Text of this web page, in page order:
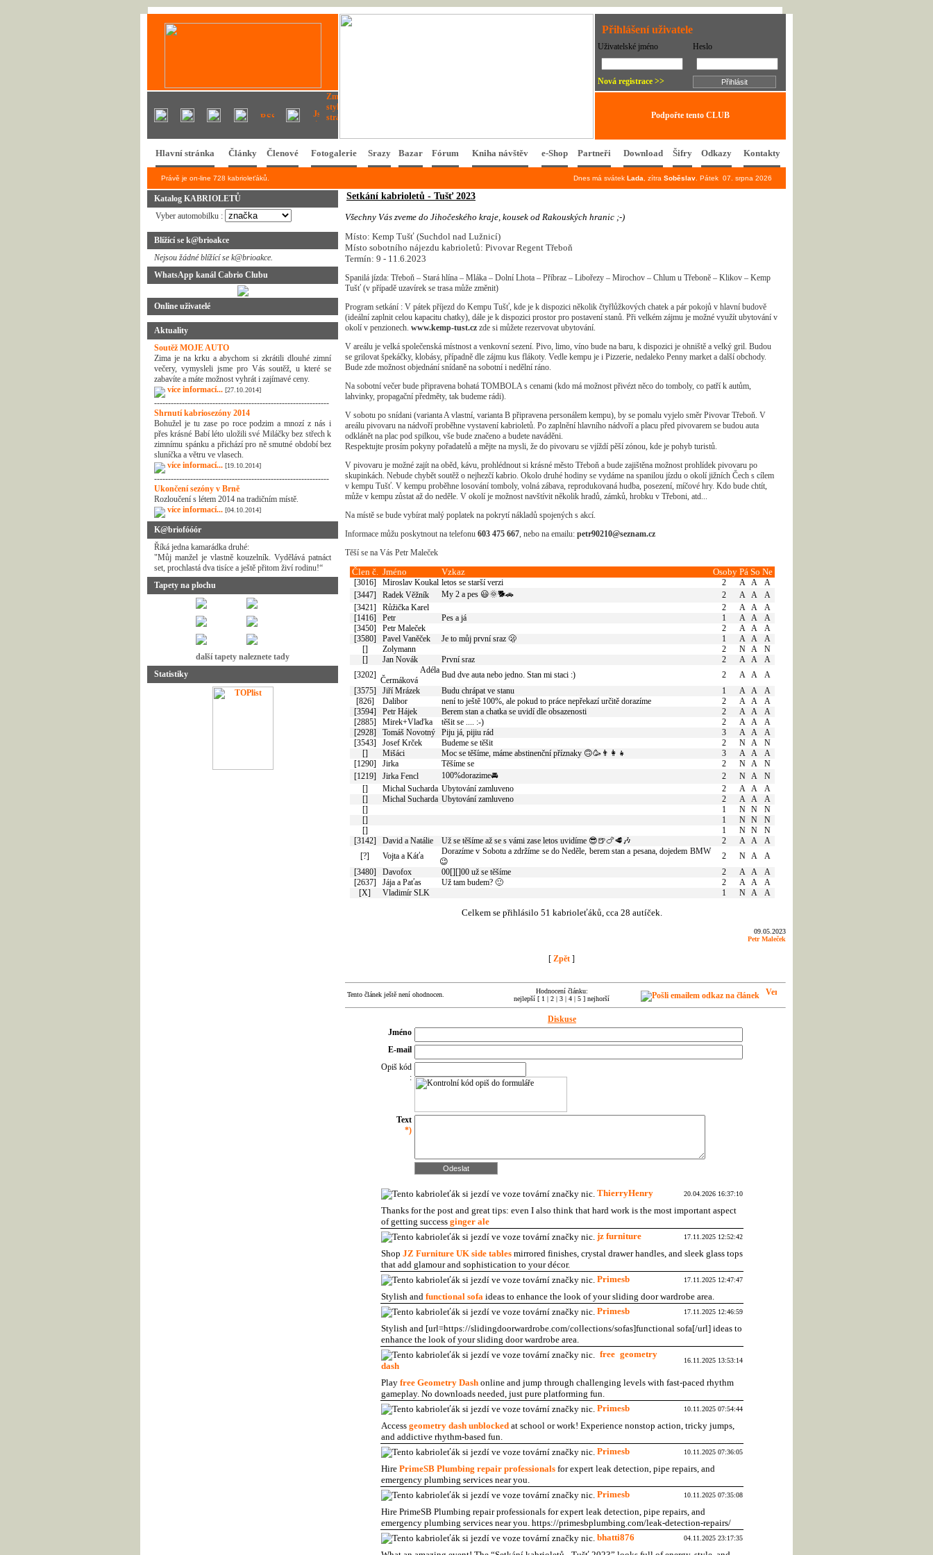
Přihlášení uživatele
Uživatelské jméno Heslo
Nová registrace >>
Podpořte tento CLUB
Hlavní stránka Články Členové Fotogalerie Srazy Bazar Fórum Kniha návštěv e-Shop Partneři Download Šifry Odkazy Kontakty
Právě je on-line 728 kabrioleťáků. Dnes má svátek Lada , zítra Soběslav . Pátek 07. srpna 2026
Katalog KABRIOLETŮ
Vyber automobilku :
Blížící se k@brioakce
Nejsou žádné blížící se k@brioakce.
WhatsApp kanál Cabrio Clubu
Online uživatelé
Aktuality
Soutěž MOJE AUTO
Zima je na krku a abychom si zkrátili dlouhé zimní
večery, vymysleli jsme pro Vás soutěž, u které se
zabavíte a máte možnost vyhrát i zajímavé ceny.
více informací... [27.10.2014]
---------------------------------------------------------------
Shrnutí kabriosezóny 2014
Bohužel je tu zase po roce podzim a mnozí z nás i
přes krásné Babí léto uložili své Miláčky bez střech k
zimnímu spánku a přichází pro ně smutné období bez
sluníčka a větru ve vlasech.
více informací... [19.10.2014]
---------------------------------------------------------------
Ukončení sezóny v Brně
Rozloučení s létem 2014 na tradičním místě.
více informací... [04.10.2014]
K@briofóóór
Říká jedna kamarádka druhé:
"Můj manžel je vlastně kouzelník. Vydělává patnáct
set, prochlastá dva tisíce a ještě přitom živí rodinu!“
Tapety na plochu
další tapety naleznete tady
Statistiky
Setkání kabrioletů - Tušť 2023
Všechny Vás zveme do Jihočeského kraje, kousek od Rakouských hranic ;-)
Místo: Kemp Tušť (Suchdol nad Lužnicí)
Místo sobotního nájezdu kabrioletů: Pivovar Regent Třeboň
Termín: 9 - 11.6.2023
Spanilá jízda: Třeboň – Stará hlína – Mláka – Dolní Lhota – Příbraz – Libořezy – Mirochov – Chlum u Třeboně – Klikov – Kemp
Tušť (v případě uzavírek se trasa může změnit)
Program setkání : V pátek příjezd do Kempu Tušť, kde je k dispozici několik čtyřlůžkových chatek a pár pokojů v hlavní budově
(ideální zaplnit celou kapacitu chatky), dále je k dispozici prostor pro postavení stanů. Při velkém zájmu je možné využít ubytování v
okolí v penzionech. www.kemp-tust.cz zde si můžete rezervovat ubytování.
V areálu je velká společenská místnost a venkovní sezení. Pivo, limo, víno bude na baru, k dispozici je ohniště a velký gril. Budou
se grilovat špekáčky, klobásy, případně dle zájmu kus flákoty. Vedle kempu je i Pizzerie, nedaleko Penny market a další obchody.
Bude zde možnost objednání snídaně na sobotní i nedělní ráno.
Na sobotní večer bude připravena bohatá TOMBOLA s cenami (kdo má možnost přivézt něco do tomboly, co patří k autům,
lahvinky, propagační předměty, tak budeme rádi).
V sobotu po snídani (varianta A vlastní, varianta B připravena personálem kempu), by se pomalu vyjelo směr Pivovar Třeboň. V
areálu pivovaru na nádvoří proběhne vystavení kabrioletů. Po zaplnění hlavního nádvoří a placu před pivovarem se budou auta
odklánět na plac pod spilkou, vše bude značeno a budete naváděni.
Respektujte prosím pokyny pořadatelů a mějte na mysli, že do pivovaru se vjíždí pěší zónou, kde je pohyb turistů.
V pivovaru je možné zajít na oběd, kávu, prohlédnout si krásné město Třeboň a bude zajištěna možnost prohlídek pivovaru po
skupinkách. Nebude chybět soutěž o nejhezčí kabrio. Okolo druhé hodiny se vydáme na spanilou jízdu o okolí jižních Čech s cílem
v kempu Tušť. V kempu proběhne losování tomboly, volná zábava, reprodukovaná hudba, posezení, míčové hry. Kdo bude chtít,
může v kempu zůstat až do neděle. V okolí je možnost navštívit několik hradů, zámků, hrobku v Třeboni, atd...
Na místě se bude vybírat malý poplatek na pokrytí nákladů spojených s akcí.
Informace můžu poskytnout na telefonu 603 475 667, nebo na emailu: petr90210@seznam.cz
Těší se na Vás Petr Maleček
Člen č. Jméno Vzkaz OsobyPáSo Ne
[3016] Miroslav Koukal letos se starší verzi 2 A A
A
[3447]
Radek Věžník My 2 a pes 😃🌞🐕🚗 2 A A
A
[3421]
Růžička Karel 2 A A
A
[1416]
Petr Pes a já 1 A A
A
[3450]
Petr Maleček 2 A A
A
[3580]
Pavel Vaněček Je to můj první sraz 🫢 1 A A
A
[]
Zolymann 2 N A
N
[]
Jan Novák První sraz 2 A A
A
[3202]
Adéla
Čermáková
Bud dve auta nebo jedno. Stan mi staci :) 2 A A
A
[3575]
Jiří Mrázek Budu chrápat ve stanu 1 A A
A
[826]
Dalibor není to ještě 100%, ale pokud to práce nepřekazí určitě dorazíme 2 A A
A
[3594]
Petr Hájek Berem stan a chatka se uvidí dle obsazenosti 2 A A
A
[2885]
Mirek+Vlaďka těšit se .... :-) 2 A A
A
[2928]
Tomáš Novotný Piju já, pijiu rád 3 A A
A
[3543]
Josef Krček Budeme se těšit 2 N A
N
[]
Mišáci Moc se těšíme, máme abstinenční příznaky 🙃🥳👨‍👩‍👧 3 A A
A
[1290]
Jirka Těšíme se 2 N A
N
[1219]
Jirka Fencl 100%dorazime🚘 2 N A
N
[]
Michal Sucharda Ubytování zamluveno 2 A A
A
[]
Michal Sucharda Ubytování zamluveno 2 A A
A
[]
1 N N
N
[]
1 N N
N
[]
1 N N
N
[3142]
David a Natálie Už se těšíme až se s vámi zase letos uvidíme 😎🍺🍗🥩🎶 2 A A
A
[?]
Vojta a Káťa
Dorazíme v Sobotu a zdržíme se do Neděle, berem stan a pesana, dojedem BMW
😉
2 N A
A
[3480]
Davofox 00[][]00 už se těšíme 2 A A
A
[2637]
Jája a Paťas Už tam budem? 🙂 2 A A
A
[X]
Vladimír SLK 1 N A A
Celkem se přihlásilo 51 kabrioleťáků, cca 28 autíček.
09.05.2023
Petr Maleček
[ Zpět ]
Tento článek ještě není ohodnocen.
Hodnocení článku:
nejlepší [ 1 | 2 | 3 | 4 | 5 ] nejhorší
Diskuse
Jméno
E-mail
Opiš kód
:
Text
*)
ThierryHenry 20.04.2026 16:37:10
Thanks for the post and great tips: even I also think that hard work is the most important aspect
of getting success ginger ale
jz furniture
17.11.2025 12:52:42
Shop JZ Furniture UK side tables mirrored finishes, crystal drawer handles, and sleek glass tops
that add glamour and sophistication to your décor.
Primesb
17.11.2025 12:47:47
Stylish and functional sofa ideas to enhance the look of your sliding door wardrobe area.
Primesb
17.11.2025 12:46:59
Stylish and [url=https://slidingdoorwardrobe.com/collections/sofas]functional sofa[/url] ideas to
enhance the look of your sliding door wardrobe area.
free geometry
dash
16.11.2025 13:53:14
Play free Geometry Dash online and jump through challenging levels with fast-paced rhythm
gameplay. No downloads needed, just pure platforming fun.
Primesb
10.11.2025 07:54:44
Access geometry dash unblocked at school or work! Experience nonstop action, tricky jumps,
and addictive rhythm-based fun.
Primesb
10.11.2025 07:36:05
Hire PrimeSB Plumbing repair professionals for expert leak detection, pipe repairs, and
emergency plumbing services near you.
Primesb
10.11.2025 07:35:08
Hire PrimeSB Plumbing repair professionals for expert leak detection, pipe repairs, and
emergency plumbing services near you. https://primesbplumbing.com/leak-detection-repairs/
bhatti876
04.11.2025 23:17:35